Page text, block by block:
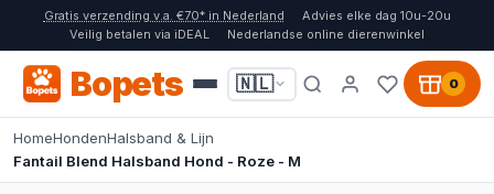
Gratis verzending v.a. €70* in Nederland
Advies elke dag 10u-20u
Veilig betalen via iDEAL
Nederlandse online dierenwinkel
Bopets 🇳🇱 0
HomeHondenHalsband & Lijn
Fantail Blend Halsband Hond - Roze - M